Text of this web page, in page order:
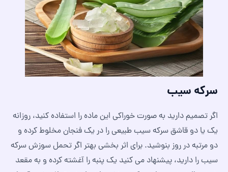
سرکه سیب
اگر تصمیم دارید به صورت خوراکی این ماده را استفاده کنید، روزانه
یک یا دو قاشق سرکه سیب طبیعی را در یک فنجان مخلوط کرده و
دو مرتبه در روز بنوشید. برای اثر بخشی بهتر اگر تحمل سوزش سرکه
سیب را دارید، پیشنهاد می کنید یک پنبه را آغشته کرده و به مقعد